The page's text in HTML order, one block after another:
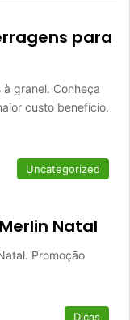
para
granel. Conheça
custo benefício.
Uncategorized
Natal
Promoção
Dicas